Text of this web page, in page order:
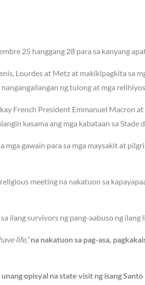
25 hanggang 28 para sa kanyang
Lourdes at Metz at makikipagkita sa
ng tulong at mga
French President Emmanuel Macron
kasama ang mga kabataan sa Stade
mga gawain para sa mga maysakit at
meeting na nakatuon sa
ilang survivors ng pang-aabuso ng ilang
life,”na nakatuon sa pag-asa,
opisyal na state visit ng isang